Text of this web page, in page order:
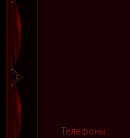
Телефоны :